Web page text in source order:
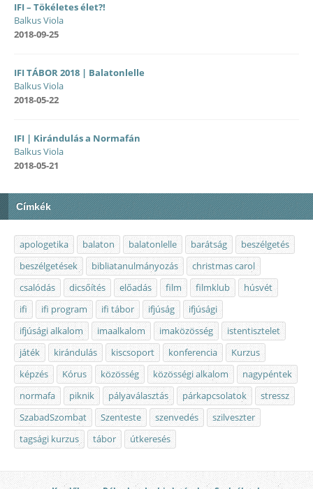
IFI – Tökéletes élet?!
Balkus Viola
2018-09-25
IFI TÁBOR 2018 | Balatonlelle
Balkus Viola
2018-05-22
IFI | Kirándulás a Normafán
Balkus Viola
2018-05-21
Címkék
apologetika balaton balatonlelle barátság
beszélgetés
beszélgetések
bibliatanulmányozás
christmas carol
csalódás
dicsőítés előadás film filmklub
húsvét
ifi
ifi program ifi tábor ifjúság
ifjúsági
ifjúsági alkalom
imaalkalom imaközösség
istentisztelet
játék
kirándulás kiscsoport konferencia
Kurzus
képzés
Kórus közösség közösségi alkalom
nagypéntek
normafa
piknik pályaválasztás párkapcsolatok
stressz
SzabadSzombat
Szenteste szenvedés
szilveszter
tagsági kurzus
tábor útkeresés